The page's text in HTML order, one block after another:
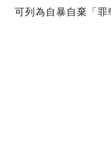
可列為自暴自棄「罪